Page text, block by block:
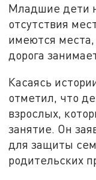
Младшие дети
отсутствия
имеются
дорога
Касаясь
отметил, что
взрослых,
занятие. Он
для защиты
родительских